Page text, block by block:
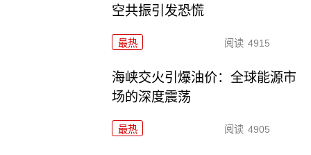
空共振引发恐慌
最热 阅读 4915
海峡交火引爆油价：全球能源市
场的深度震荡
最热 阅读 4905